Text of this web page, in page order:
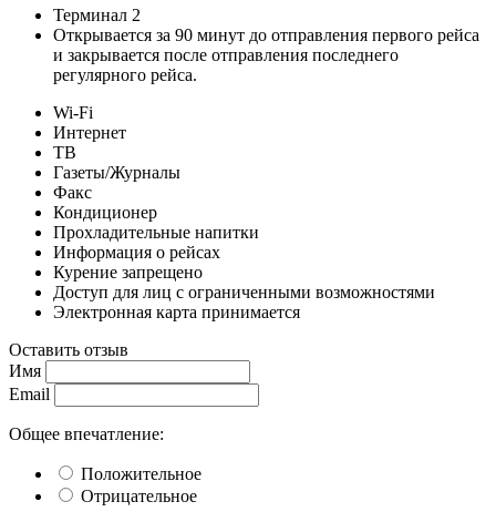
Терминал 2
Открывается за 90 минут до отправления первого рейса
и закрывается после отправления последнего
регулярного рейса.
Wi-Fi
Интернет
ТВ
Газеты/Журналы
Факс
Кондиционер
Прохладительные напитки
Информация о рейсах
Курение запрещено
Доступ для лиц с ограниченными возможностями
Электронная карта принимается
Оставить отзыв
Имя
Email
Общее впечатление:
Положительное
Отрицательное